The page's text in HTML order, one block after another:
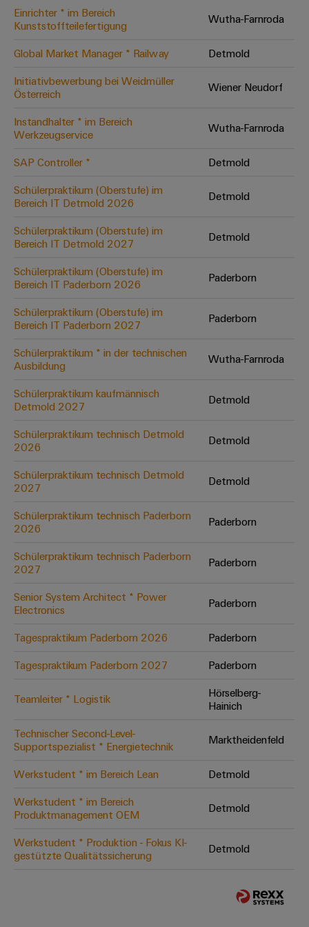
Modifizierte
und
bestückte
Kundenspezifische
Kabelkonfektionierung
Praxisnahe
Unsere Neuheiten
im Bereich
Digital
neuen Niveau
Einrichter * im Bereich
Kunststoffteilefertigung
Wutha-Farnroda
Global Market Manager * Railway
Detmold
Initiativbewerbung bei Weidmüller
Österreich
Wiener Neudorf
Instandhalter * im Bereich
Werkzeugservice
Wutha-Farnroda
SAP Controller *
Detmold
Schülerpraktikum (Oberstufe) im
Bereich IT Detmold 2026
Detmold
Schülerpraktikum (Oberstufe) im
Bereich IT Detmold 2027
Detmold
Schülerpraktikum (Oberstufe) im
Bereich IT Paderborn 2026
Paderborn
Schülerpraktikum (Oberstufe) im
Bereich IT Paderborn 2027
Paderborn
Schülerpraktikum * in der technischen
Ausbildung
Wutha-Farnroda
Schülerpraktikum kaufmännisch
Detmold 2027
Detmold
Schülerpraktikum technisch Detmold
2026
Detmold
Schülerpraktikum technisch Detmold
2027
Detmold
Schülerpraktikum technisch Paderborn
2026
Paderborn
Schülerpraktikum technisch Paderborn
2027
Paderborn
Senior System Architect * Power
Electronics
Paderborn
Tagespraktikum Paderborn 2026
Paderborn
Tagespraktikum Paderborn 2027
Paderborn
Teamleiter * Logistik
Hörselberg-
Hainich
Technischer Second-Level-
Supportspezialist * Energietechnik
Marktheidenfeld
Werkstudent * im Bereich Lean
Detmold
Werkstudent * im Bereich
Produktmanagement OEM
Detmold
Werkstudent * Produktion - Fokus KI-
gestützte Qualitätssicherung
Detmold